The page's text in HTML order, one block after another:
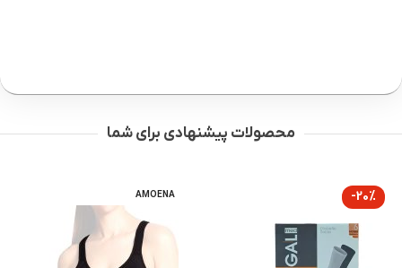
محصولات پیشنهادی برای شما
-20%
AMOENA